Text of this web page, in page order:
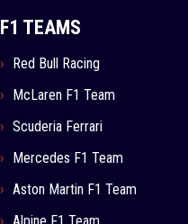
F1 TEAMS
Red Bull Racing
McLaren F1 Team
Scuderia Ferrari
Mercedes F1 Team
Aston Martin F1 Team